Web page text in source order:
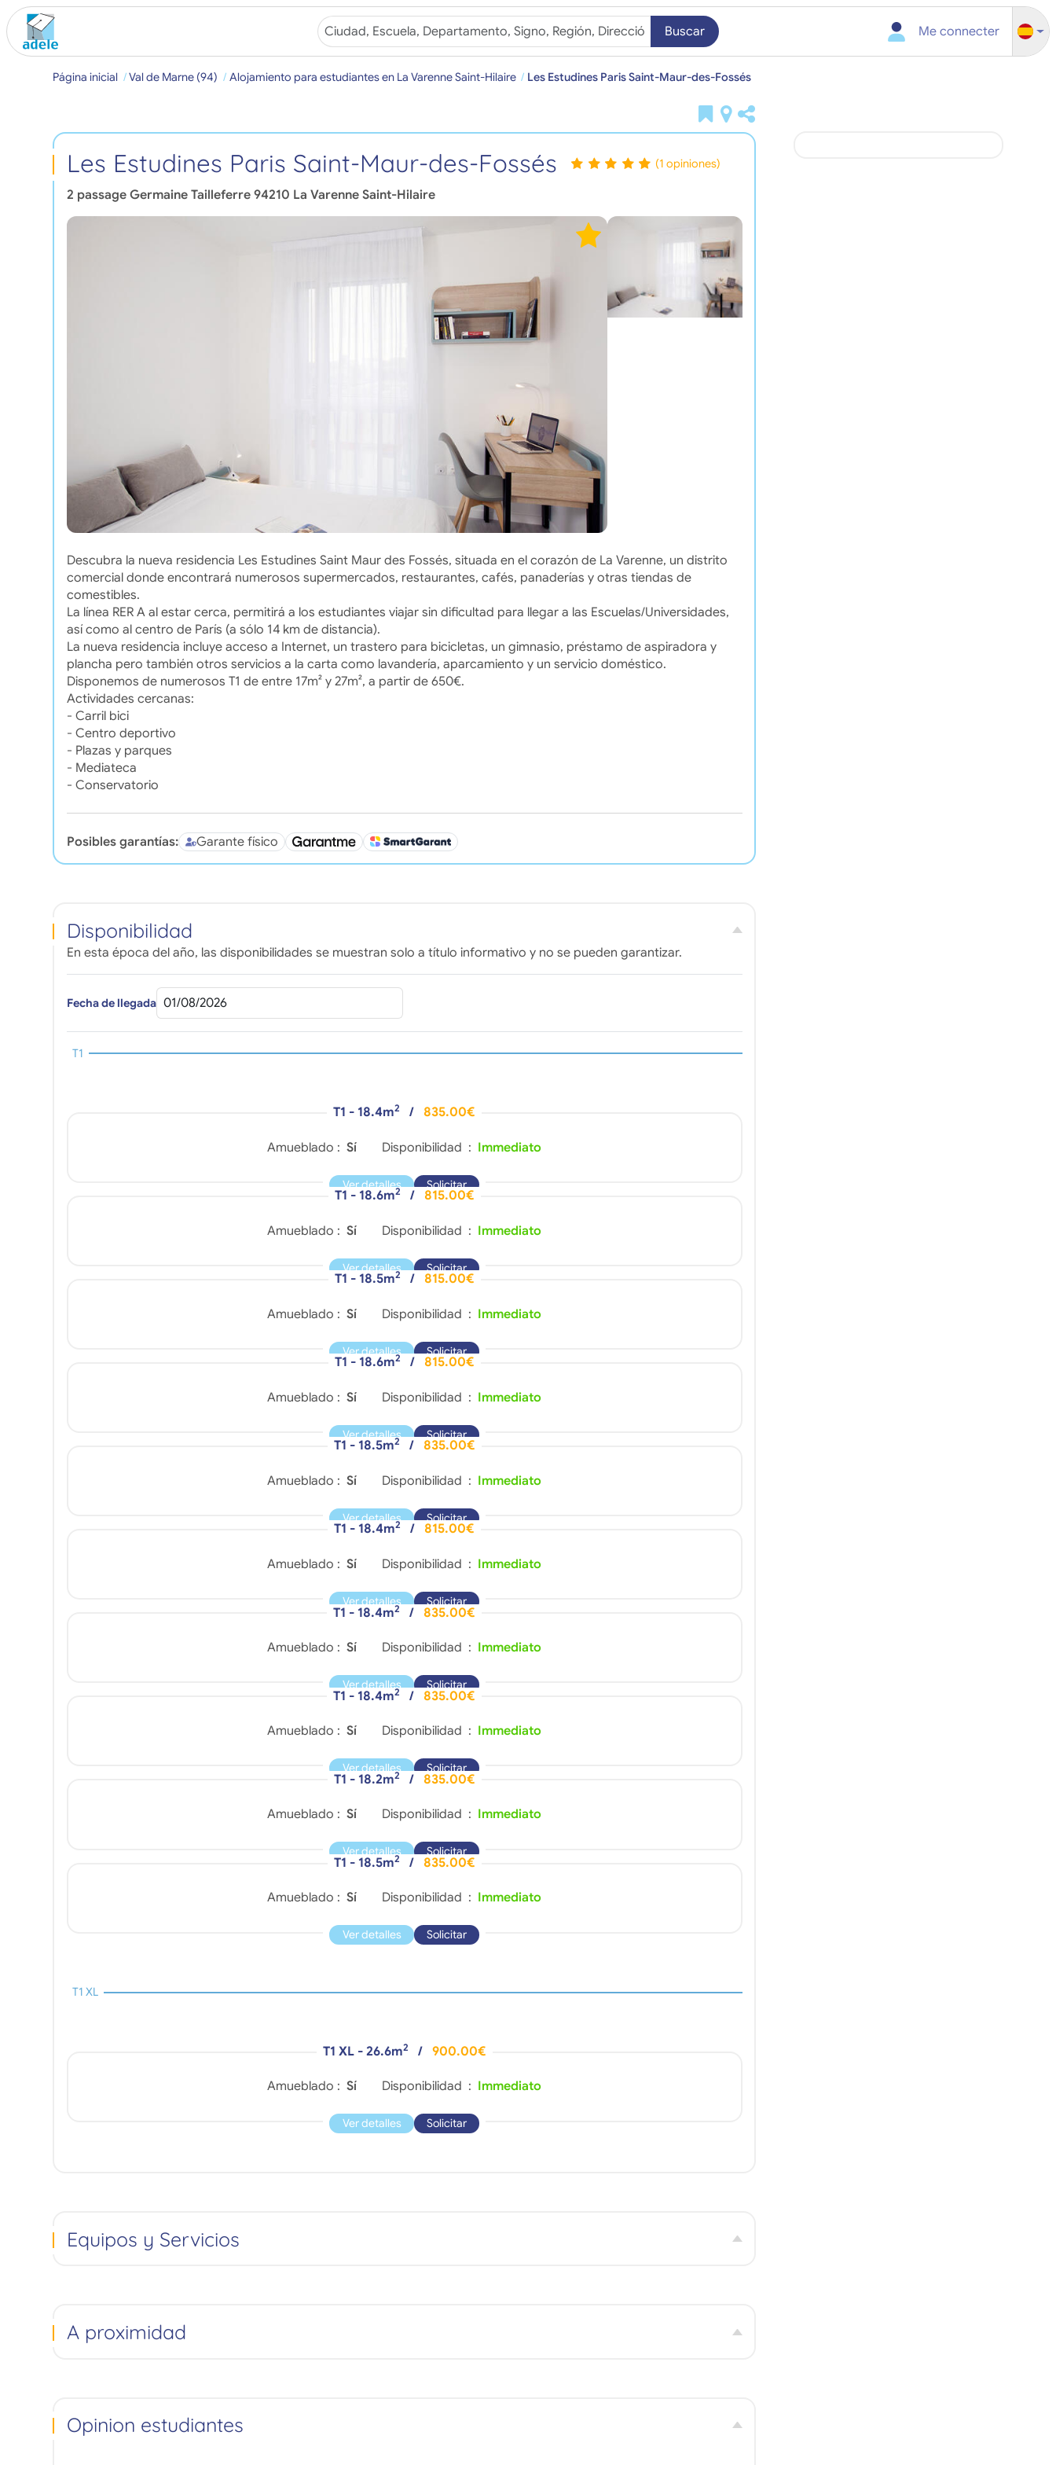
Buscar Me connecter
Página inicial Val de Marne (94) Alojamiento para estudiantes en La Varenne Saint-Hilaire Les Estudines Paris Saint-Maur-des-Fossés
Les Estudines Paris Saint-Maur-des-Fossés (1 opiniones)
2 passage Germaine Tailleferre 94210 La Varenne Saint-Hilaire
Descubra la nueva residencia Les Estudines Saint Maur des Fossés, situada en el corazón de La Varenne, un distrito
comercial donde encontrará numerosos supermercados, restaurantes, cafés, panaderías y otras tiendas de
comestibles.
La línea RER A al estar cerca, permitirá a los estudiantes viajar sin dificultad para llegar a las Escuelas/Universidades,
así como al centro de París (a sólo 14 km de distancia).
La nueva residencia incluye acceso a Internet, un trastero para bicicletas, un gimnasio, préstamo de aspiradora y
plancha pero también otros servicios a la carta como lavandería, aparcamiento y un servicio doméstico.
Disponemos de numerosos T1 de entre 17m² y 27m², a partir de 650€.
Actividades cercanas:
- Carril bici
- Centro deportivo
- Plazas y parques
- Mediateca
- Conservatorio
Posibles garantías: Garante físico
Disponibilidad
En esta época del año, las disponibilidades se muestran solo a título informativo y no se pueden garantizar.
Fecha de llegada
T1
T1 - 18.4m2 / 835.00€
Amueblado : Sí Disponibilidad : Immediato
Ver detalles Solicitar
T1 - 18.6m2 / 815.00€
Amueblado : Sí Disponibilidad : Immediato
Ver detalles Solicitar
T1 - 18.5m2 / 815.00€
Amueblado : Sí Disponibilidad : Immediato
Ver detalles Solicitar
T1 - 18.6m2 / 815.00€
Amueblado : Sí Disponibilidad : Immediato
Ver detalles Solicitar
T1 - 18.5m2 / 835.00€
Amueblado : Sí Disponibilidad : Immediato
Ver detalles Solicitar
T1 - 18.4m2 / 815.00€
Amueblado : Sí Disponibilidad : Immediato
Ver detalles Solicitar
T1 - 18.4m2 / 835.00€
Amueblado : Sí Disponibilidad : Immediato
Ver detalles Solicitar
T1 - 18.4m2 / 835.00€
Amueblado : Sí Disponibilidad : Immediato
Ver detalles Solicitar
T1 - 18.2m2 / 835.00€
Amueblado : Sí Disponibilidad : Immediato
Ver detalles Solicitar
T1 - 18.5m2 / 835.00€
Amueblado : Sí Disponibilidad : Immediato
Ver detalles Solicitar
T1 XL
T1 XL - 26.6m2 / 900.00€
Amueblado : Sí Disponibilidad : Immediato
Ver detalles Solicitar
Equipos y Servicios
A proximidad
Opinion estudiantes